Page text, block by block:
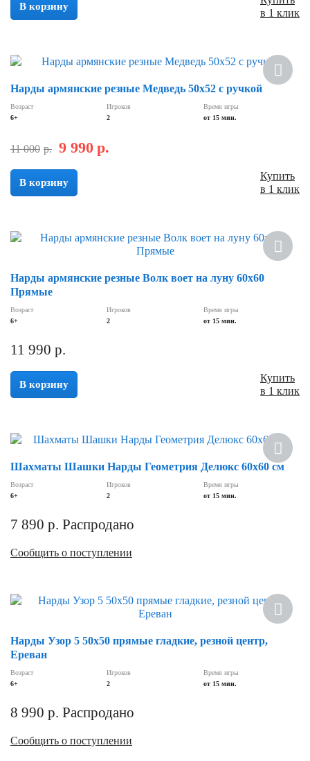
В корзину
в 1 клик
Скидка
Нарды армянские резные Медведь 50x52 c ручкой
Возраст
6+
Игроков
2
Время игры
от 15 мин.
11 000 р. 9 990 р.
В корзину
Купить
в 1 клик
Нарды армянские резные Волк воет на луну 60х60
Прямые
Возраст
6+
Игроков
2
Время игры
от 15 мин.
11 990 р.
В корзину
Купить
в 1 клик
Шахматы Шашки Нарды Геометрия Делюкс 60х60 см
Возраст
6+
Игроков
2
Время игры
от 15 мин.
7 890 р. Распродано
Сообщить о поступлении
Нарды Узор 5 50х50 прямые гладкие, резной центр,
Ереван
Возраст
6+
Игроков
2
Время игры
от 15 мин.
8 990 р. Распродано
Сообщить о поступлении